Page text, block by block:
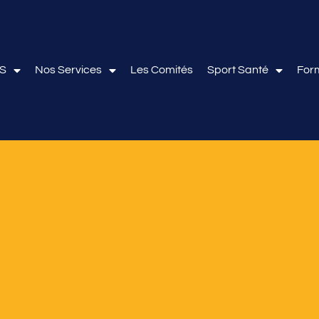
Nos Services Les Comités Sport Santé